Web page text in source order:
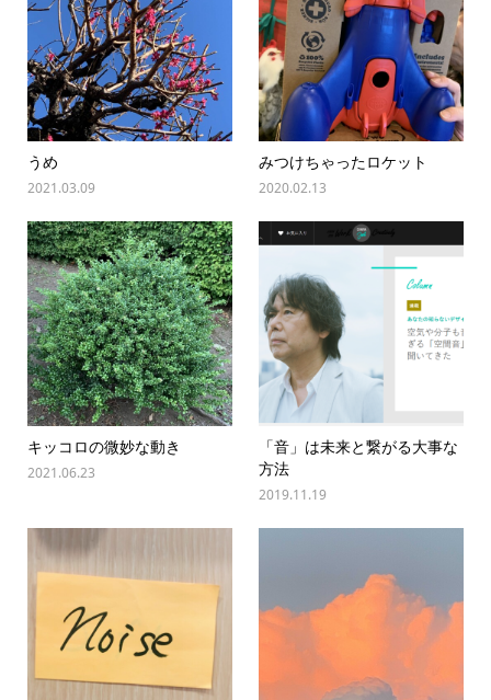
うめ
2021.03.09
みつけちゃったロケット
2020.02.13
キッコロの微妙な動き
2021.06.23
「音」は未来と繋がる大事な
方法
2019.11.19